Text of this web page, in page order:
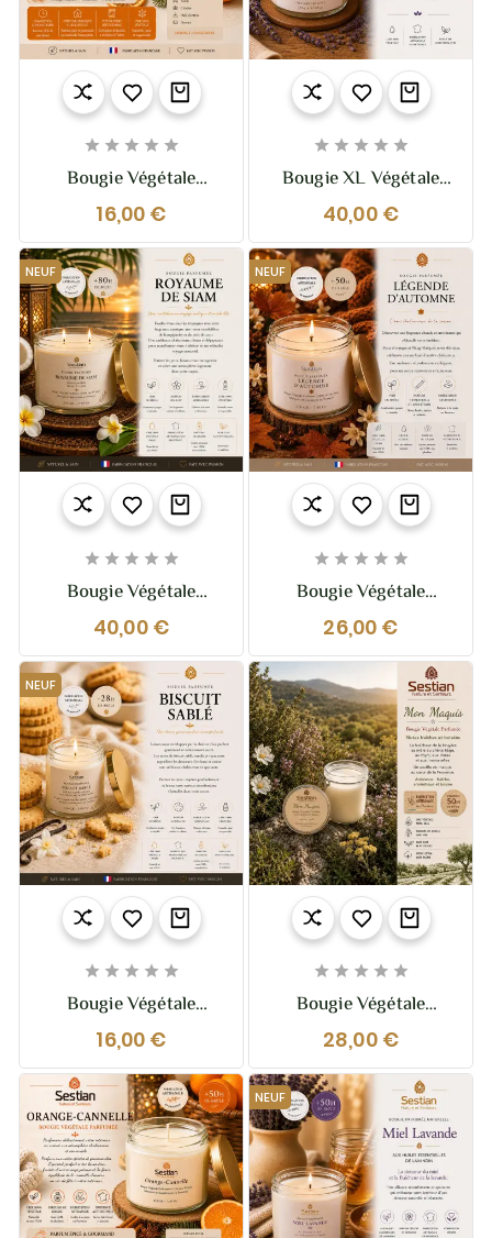
    
Bougie Végétale
Parfumée Orange-
Cannelle 110g – Épicée
Et Chaleureuse
16,00 €
    
Bougie XL Végétale
Parfumée Miel Lavande
– 370g – 2 Mèches
40,00 €
NEUF
    
Bougie Végétale
Parfumée Royaume De
Siam XL – 370g – 2
Mèches
40,00 €
NEUF
    
Bougie Végétale
Parfumée Légende
D’Automne 210g –
Ambre Et Douceur
Automnale
26,00 €
NEUF
    
Bougie Végétale
Parfumée Biscuit Sablé
110g – Douce
Gourmandise Vanillée
& Réconfortante
16,00 €
    
Bougie Végétale
Parfumée Dédicace
Provence Mon Maquis
– 200g
28,00 €
NEUF